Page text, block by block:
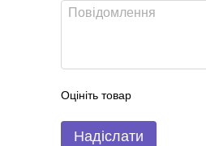
Оцініть товар
Надіслати